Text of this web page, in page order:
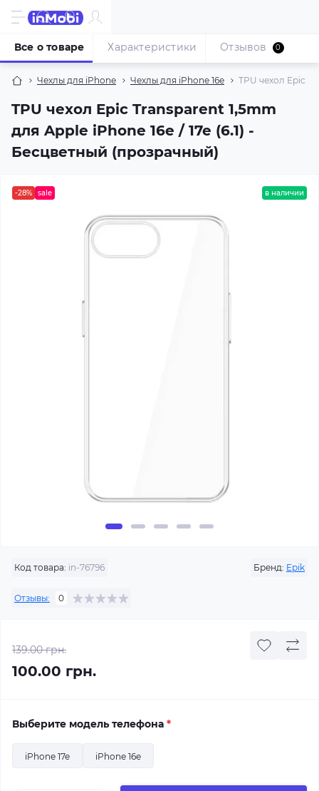
Чехлы для iPhone Чехлы для iPhone 16e TPU чехол Epic
TPU чехол Epic Transparent 1,5mm
для Apple iPhone 16e / 17e (6.1) -
Бесцветный (прозрачный)
Все о товаре Характеристики Отзывов 0
-28% sale в наличии
Код товара: in-76796 Бренд: Epik
Отзывы: 0
139.00 грн.
100.00 грн.
Выберите модель телефона *
iPhone 17e iPhone 16e